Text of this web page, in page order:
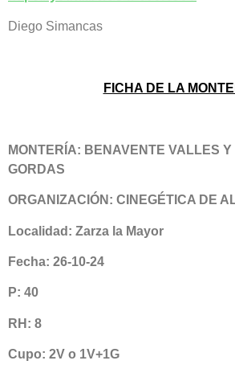
Diego Simancas
FICHA DE LA
MONTERÍA: BENAVENTE VALLES
GORDAS
ORGANIZACIÓN: CINEGÉTICA DE
Localidad: Zarza la Mayor
Fecha: 26-10-24
P: 40
RH: 8
Cupo: 2V o 1V+1G